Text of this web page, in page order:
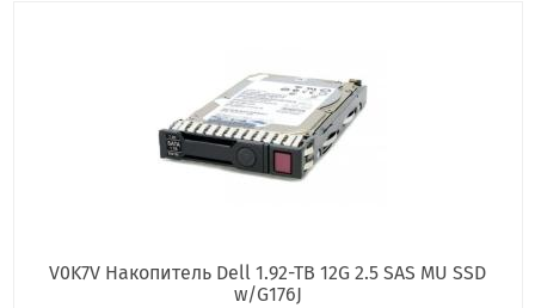
V0K7V Накопитель Dell 1.92-TB 12G 2.5 SAS MU SSD
w/G176J